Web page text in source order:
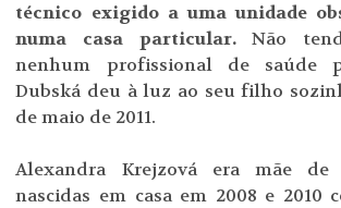
técnico exigido a uma unidade
numa casa particular.Não
nenhum profissional de saúde
Dubská deu à luz ao seu filho
de maio de 2011.
Alexandra Krejzová era mãe de
nascidas em casa em 2008 e 2010